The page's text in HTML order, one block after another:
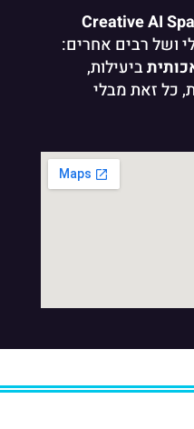
Creative AI
ושל רבים אחרים:
ביעילות,
כל זאת מבלי